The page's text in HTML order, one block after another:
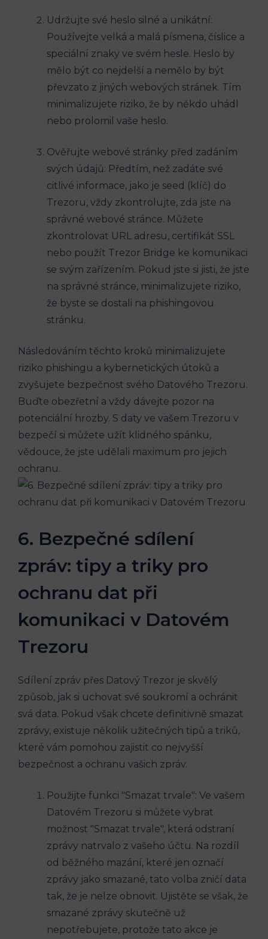
Udržujte své heslo silné a unikátní:
Používejte velká a malá písmena, číslice a
speciální znaky ve svém hesle. Heslo by
mělo být co nejdelší a nemělo by být
převzato z jiných webových stránek. Tím
minimalizujete riziko, že by někdo uhádl
nebo prolomil vaše heslo.
Ověřujte webové stránky před zadáním
svých údajů: Předtím, než zadáte své
citlivé informace, jako je seed (klíč) do
Trezoru, vždy zkontrolujte, zda jste na
správné webové stránce. Můžete
zkontrolovat URL adresu, certifikát SSL
nebo použít Trezor Bridge ke komunikaci
se svým zařízením. Pokud jste si jisti, že jste
na správné stránce, minimalizujete riziko,
že byste se dostali na phishingovou
stránku.
Následováním těchto kroků minimalizujete
riziko phishingu a kybernetických útoků a
zvyšujete bezpečnost svého Datového Trezoru.
Buďte obezřetní a vždy dávejte pozor na
potenciální hrozby. S daty ve vašem Trezoru v
bezpečí si můžete užít klidného spánku,
vědouce, že jste udělali maximum pro jejich
ochranu.
6. Bezpečné sdílení
zpráv: tipy a triky pro
ochranu dat při
komunikaci v Datovém
Trezoru
Sdílení zpráv přes Datový Trezor je skvělý
způsob, jak si uchovat své soukromí a ochránit
svá data. Pokud však chcete definitivně smazat
zprávy, existuje několik užitečných tipů a triků,
které vám pomohou zajistit co nejvyšší
bezpečnost a ochranu vašich zpráv.
Použijte funkci "Smazat trvale": Ve vašem
Datovém Trezoru si můžete vybrat
možnost "Smazat trvale", která odstraní
zprávy natrvalo z vašeho účtu. Na rozdíl
od běžného mazání, které jen označí
zprávy jako smazané, tato volba zničí data
tak, že je nelze obnovit. Ujistěte se však, že
smazané zprávy skutečně už
nepotřebujete, protože tato akce je